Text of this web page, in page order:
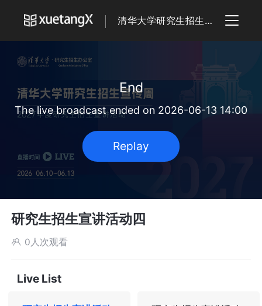
清华大学研究生招生宣传周
End
The live broadcast ended on 2026-06-13 14:00
Replay
研究生招生宣讲活动四
 0人次观看
Live List